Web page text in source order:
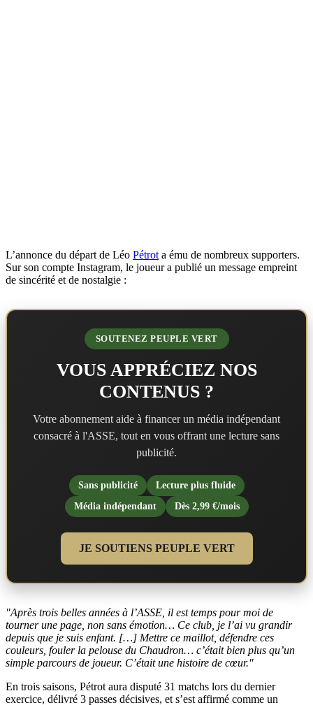
L’annonce du départ de Léo Pétrot a ému de nombreux supporters.
Sur son compte Instagram, le joueur a publié un message empreint
de sincérité et de nostalgie :
SOUTENEZ PEUPLE VERT
VOUS APPRÉCIEZ NOS
CONTENUS ?
Votre abonnement aide à financer un média indépendant
consacré à l'ASSE, tout en vous offrant une lecture sans
publicité.
Sans publicité
Lecture plus fluide
Média indépendant
Dès 2,99 €/mois
JE SOUTIENS PEUPLE VERT
"Après trois belles années à l’ASSE, il est temps pour moi de
tourner une page, non sans émotion… Ce club, je l’ai vu grandir
depuis que je suis enfant. […] Mettre ce maillot, défendre ces
couleurs, fouler la pelouse du Chaudron… c’était bien plus qu’un
simple parcours de joueur. C’était une histoire de cœur."
En trois saisons, Pétrot aura disputé 31 matchs lors du dernier
exercice, délivré 3 passes décisives, et s’est affirmé comme un